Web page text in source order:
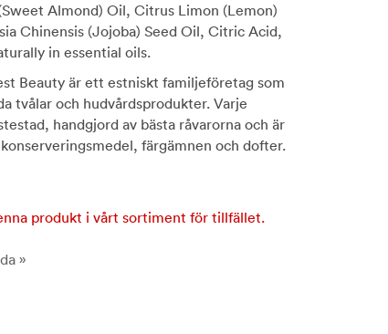
Almond) Oil, Citrus Limon (Lemon)
Chinensis (Jojoba) Seed Oil, Citric Acid,
in essential oils.
Beauty är ett estniskt familjeföretag som
tvålar och hudvårdsprodukter. Varje
handgjord av bästa råvarorna och är
färgämnen och dofter.
produkt i vårt sortiment för tillfället.
»